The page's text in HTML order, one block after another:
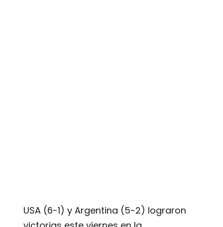
USA (6-1) y Argentina (5-2) lograron